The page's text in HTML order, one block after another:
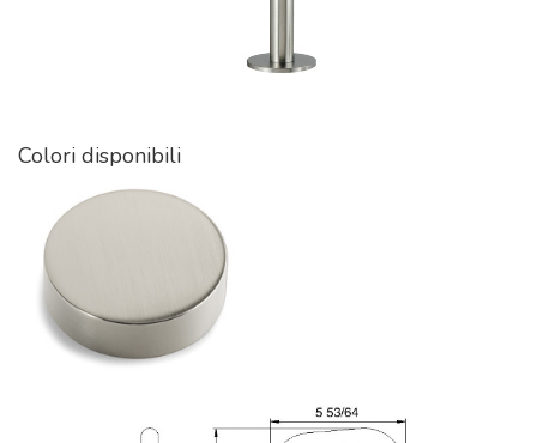
Colori disponibili